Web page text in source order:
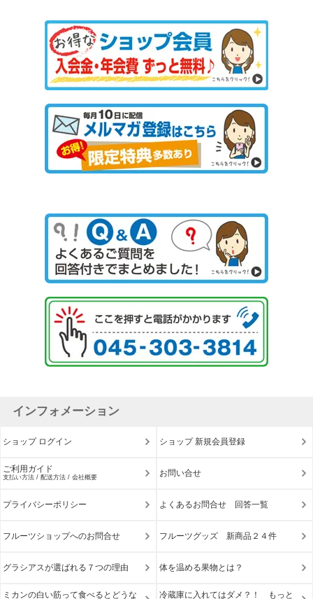
インフォメーション
ショップ ログイン ショップ 新規会員登録
ご利用ガイド
支払い方法 / 配送方法 / 会社概要 お問い合せ
プライバシーポリシー よくあるお問合せ 回答一覧
フルーツショップへのお問合せ フルーツグッズ 新商品２４件
グラシアスが選ばれる７つの理由 体を温める果物とは？
ミカンの白い筋って食べるとどうな
冷蔵庫に入れてはダメ？！ もっと